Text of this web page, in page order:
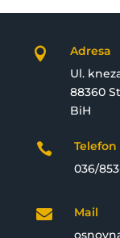

Adresa
Ul.
88360
BiH

Telefon
036/

Mail